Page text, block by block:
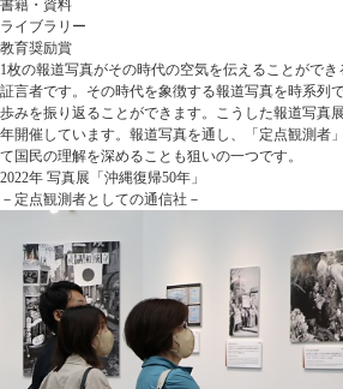
書籍・資料
ライブラリー
教育奨励賞
1枚の報道写真がその時代の空気を伝えることがで
証言者です。その時代を象徴する報道写真を時系列
歩みを振り返ることができます。こうした報道写真
年開催しています。報道写真を通し、「定点観測者
て国民の理解を深めることも狙いの一つです。
2022年 写真展「沖縄復帰50年」
－定点観測者としての通信社－